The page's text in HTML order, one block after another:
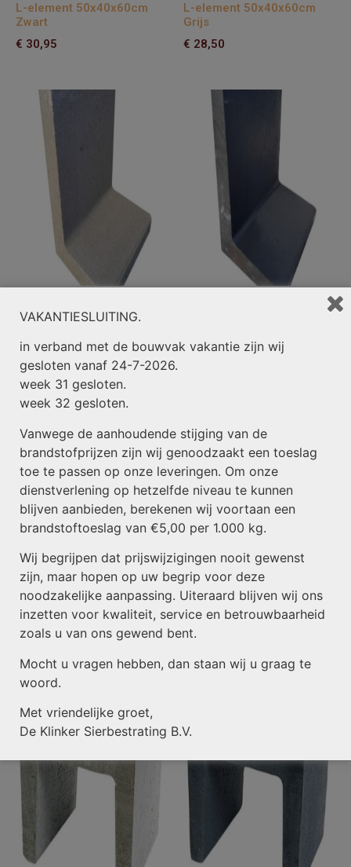
L-element 50x40x60cm
Zwart
€ 30,95
L-element 50x40x60cm
Grijs
€ 28,50
L-element 50x30x50cm
Grijs
€21,50
€23,50
L-element 50x40x30cm
Zwart
L-element 50x40x30cm
Grijs
VAKANTIESLUITING.
in verband met de bouwvak vakantie zijn wij
gesloten vanaf 24-7-2026.
week 31 gesloten.
week 32 gesloten.
Vanwege de aanhoudende stijging van de
brandstofprijzen zijn wij genoodzaakt een toeslag
toe te passen op onze leveringen. Om onze
dienstverlening op hetzelfde niveau te kunnen
blijven aanbieden, berekenen wij voortaan een
brandstoftoeslag van €5,00 per 1.000 kg.
Wij begrijpen dat prijswijzigingen nooit gewenst
zijn, maar hopen op uw begrip voor deze
noodzakelijke aanpassing. Uiteraard blijven wij ons
inzetten voor kwaliteit, service en betrouwbaarheid
zoals u van ons gewend bent.
Mocht u vragen hebben, dan staan wij u graag te
woord.
Met vriendelijke groet,
De Klinker Sierbestrating B.V.